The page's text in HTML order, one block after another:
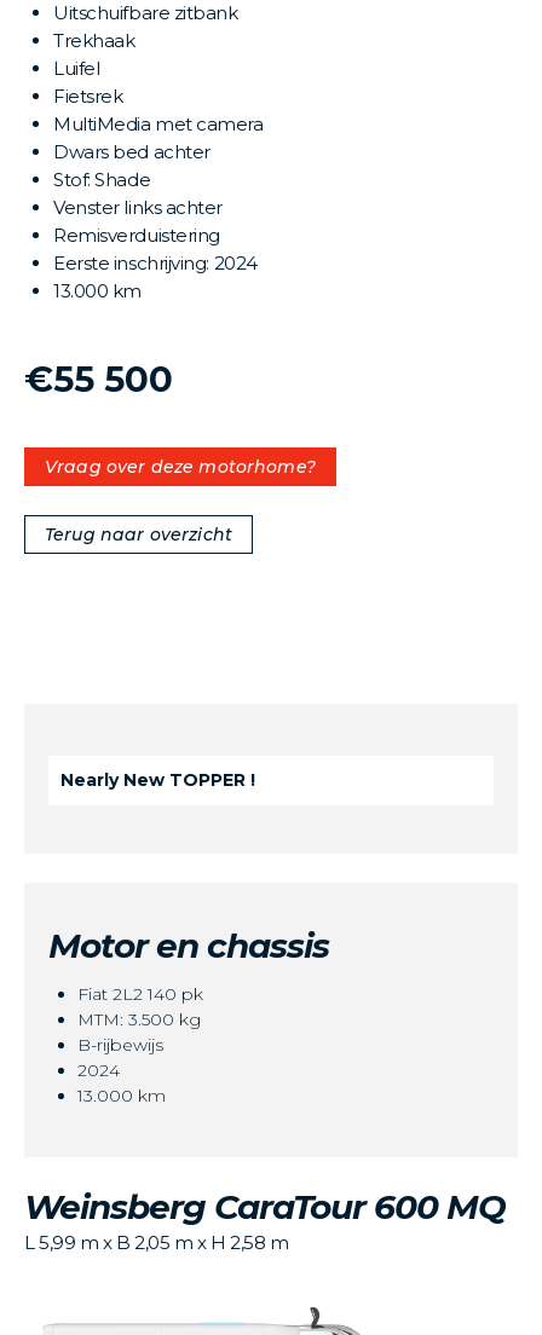
Uitschuifbare zitbank
Trekhaak
Luifel
Fietsrek
MultiMedia met camera
Dwars bed achter
Stof: Shade
Venster links achter
Remisverduistering
Eerste inschrijving: 2024
13.000 km
€55 500
Vraag over deze motorhome?
Terug naar overzicht
Nearly New TOPPER !
Motor en chassis
Fiat 2L2 140 pk
MTM: 3.500 kg
B-rijbewijs
2024
13.000 km
Weinsberg CaraTour 600 MQ
L 5,99 m x B 2,05 m x H 2,58 m